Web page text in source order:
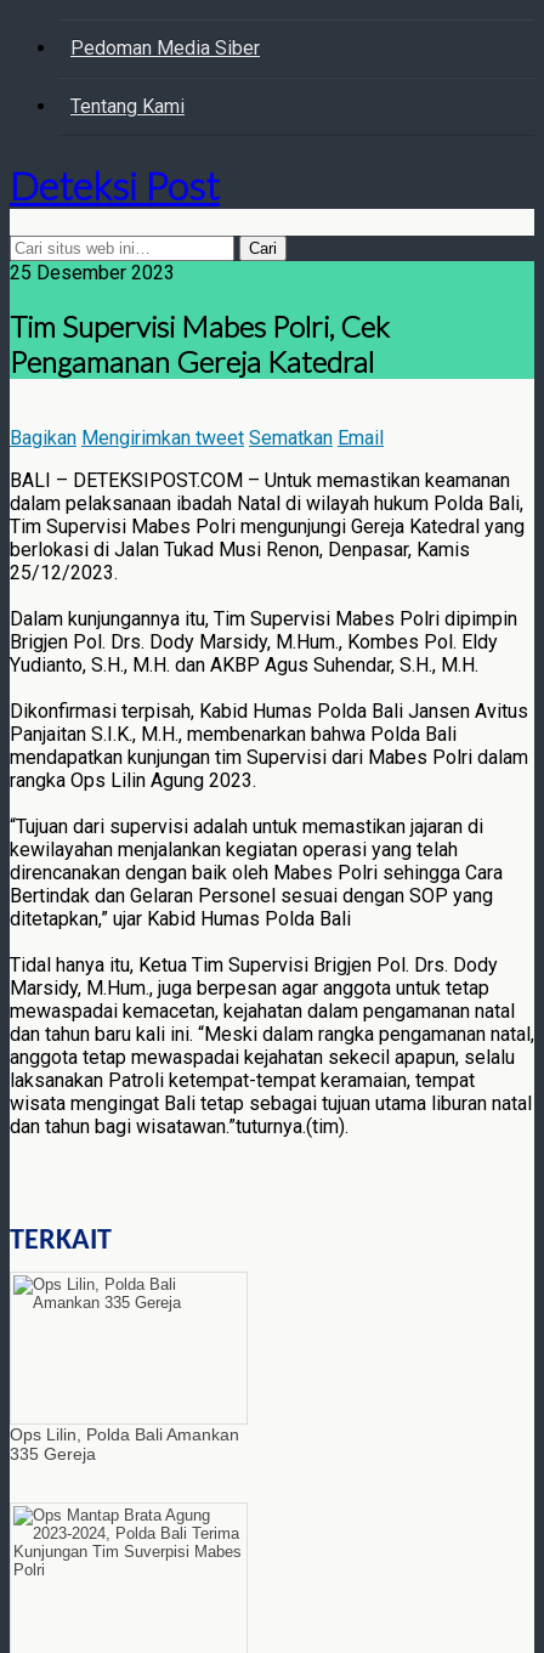
Pedoman Media Siber
Tentang Kami
Deteksi Post
25 Desember 2023
Tim Supervisi Mabes Polri, Cek
Pengamanan Gereja Katedral
Bagikan Mengirimkan tweet Sematkan Email
BALI – DETEKSIPOST.COM – Untuk memastikan keamanan
dalam pelaksanaan ibadah Natal di wilayah hukum Polda Bali,
Tim Supervisi Mabes Polri mengunjungi Gereja Katedral yang
berlokasi di Jalan Tukad Musi Renon, Denpasar, Kamis
25/12/2023.
Dalam kunjungannya itu, Tim Supervisi Mabes Polri dipimpin
Brigjen Pol. Drs. Dody Marsidy, M.Hum., Kombes Pol. Eldy
Yudianto, S.H., M.H. dan AKBP Agus Suhendar, S.H., M.H.
Dikonfirmasi terpisah, Kabid Humas Polda Bali Jansen Avitus
Panjaitan S.I.K., M.H., membenarkan bahwa Polda Bali
mendapatkan kunjungan tim Supervisi dari Mabes Polri dalam
rangka Ops Lilin Agung 2023.
“Tujuan dari supervisi adalah untuk memastikan jajaran di
kewilayahan menjalankan kegiatan operasi yang telah
direncanakan dengan baik oleh Mabes Polri sehingga Cara
Bertindak dan Gelaran Personel sesuai dengan SOP yang
ditetapkan,” ujar Kabid Humas Polda Bali
Tidal hanya itu, Ketua Tim Supervisi Brigjen Pol. Drs. Dody
Marsidy, M.Hum., juga berpesan agar anggota untuk tetap
mewaspadai kemacetan, kejahatan dalam pengamanan natal
dan tahun baru kali ini. “Meski dalam rangka pengamanan natal,
anggota tetap mewaspadai kejahatan sekecil apapun, selalu
laksanakan Patroli ketempat-tempat keramaian, tempat
wisata mengingat Bali tetap sebagai tujuan utama liburan natal
dan tahun bagi wisatawan.”tuturnya.(tim).
TERKAIT
Ops Lilin, Polda Bali Amankan
335 Gereja